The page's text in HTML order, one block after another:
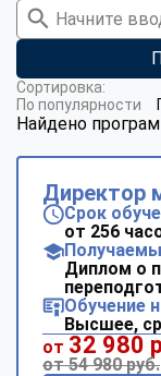
Найдено
Сортировка:
По популярности
Директор
Срок
от 256
Диплом о
Обучение
Высшее,
от 32 980
от 54 980 руб.